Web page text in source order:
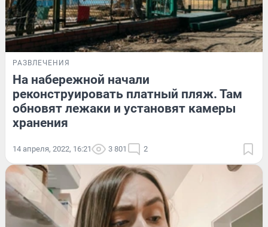
РАЗВЛЕЧЕНИЯ
На набережной начали
реконструировать платный пляж. Там
обновят лежаки и установят камеры
хранения
14 апреля, 2022, 16:21 3 801 2